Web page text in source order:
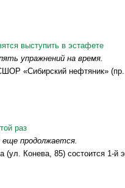
выступить в эстафете
упражнений на время.
«Сибирский нефтяник»
раз
еще продолжается.
Конева, 85) состоится 1-й